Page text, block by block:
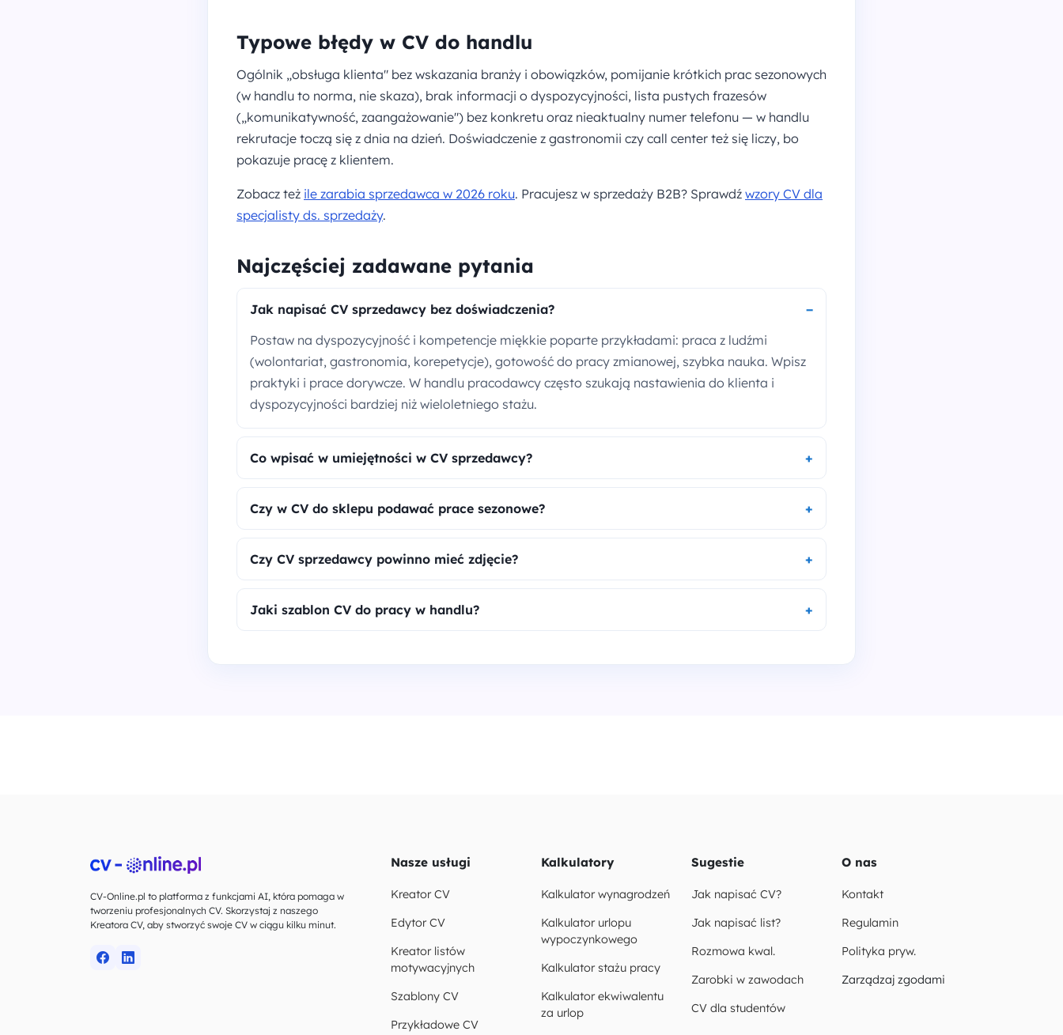
Typowe błędy w CV do handlu
Ogólnik „obsługa klienta" bez wskazania branży i obowiązków, pomijanie krótkich prac sezonowych
(w handlu to norma, nie skaza), brak informacji o dyspozycyjności, lista pustych frazesów
(„komunikatywność, zaangażowanie") bez konkretu oraz nieaktualny numer telefonu — w handlu
rekrutacje toczą się z dnia na dzień. Doświadczenie z gastronomii czy call center też się liczy, bo
pokazuje pracę z klientem.
Zobacz też ile zarabia sprzedawca w 2026 roku. Pracujesz w sprzedaży B2B? Sprawdź wzory CV dla
specjalisty ds. sprzedaży.
Najczęściej zadawane pytania
Jak napisać CV sprzedawcy bez doświadczenia?
Postaw na dyspozycyjność i kompetencje miękkie poparte przykładami: praca z ludźmi
(wolontariat, gastronomia, korepetycje), gotowość do pracy zmianowej, szybka nauka. Wpisz
praktyki i prace dorywcze. W handlu pracodawcy często szukają nastawienia do klienta i
dyspozycyjności bardziej niż wieloletniego stażu.
Co wpisać w umiejętności w CV sprzedawcy?
Czy w CV do sklepu podawać prace sezonowe?
Czy CV sprzedawcy powinno mieć zdjęcie?
Jaki szablon CV do pracy w handlu?
CV-Online.pl to platforma z funkcjami AI, która pomaga w
tworzeniu profesjonalnych CV. Skorzystaj z naszego
Kreatora CV, aby stworzyć swoje CV w ciągu kilku minut.
Nasze usługi
Kreator CV
Edytor CV
Kreator listów
motywacyjnych
Szablony CV
Przykładowe CV
Kalkulatory
Kalkulator wynagrodzeń
Kalkulator urlopu
wypoczynkowego
Kalkulator stażu pracy
Kalkulator ekwiwalentu
za urlop
Sugestie
Jak napisać CV?
Jak napisać list?
Rozmowa kwal.
Zarobki w zawodach
CV dla studentów
O nas
Kontakt
Regulamin
Polityka pryw.
Zarządzaj zgodami